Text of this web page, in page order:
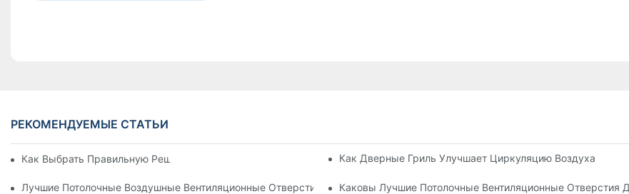
РЕКОМЕНДУЕМЫЕ СТАТЬИ
Как Выбрать Правильную Решетку Алюминиевой Вентиляции? Как Дверные Гриль Улучшает Циркуляцию Воздуха
Лучшие Потолочные Воздушные Вентиляционные Отверстия Каковы Лучшие Потолочные Вентиляционные Отверстия